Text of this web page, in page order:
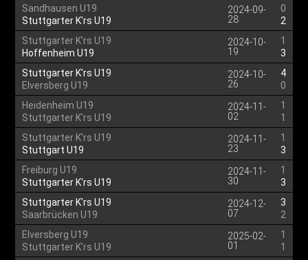
Sandhausen U19
Stuttgarter K'rs U19
2024-09-
28
0
2
Stuttgarter K'rs U19
Hoffenheim U19
2024-10-
19
1
3
Stuttgarter K'rs U19
Elversberg U19
2024-10-
26
4
0
Heidenheim U19
Stuttgarter K'rs U19
2024-11-
02
1
1
Stuttgarter K'rs U19
Stuttgart U19
2024-11-
23
1
3
Freiburg U19
Stuttgarter K'rs U19
2024-11-
30
1
3
Stuttgarter K'rs U19
Saarbrücken U19
2024-12-
07
3
2
Elversberg U19
Stuttgarter K'rs U19
2025-02-
01
1
1